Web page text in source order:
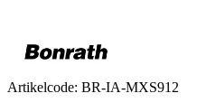
Artikelcode: BR-IA-MXS912